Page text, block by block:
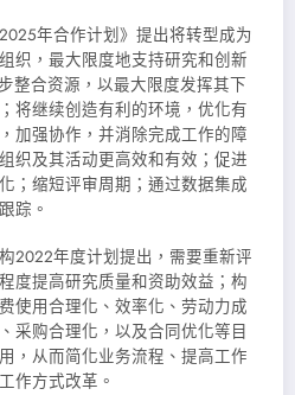
年合作计划》提出将转型成为
织，最大限度地支持研究和创新
整合资源，以最大限度发挥其下
将继续创造有利的环境，优化有
加强协作，并消除完成工作的障
织及其活动更高效和有效；促进
；缩短评审周期；通过数据集成
踪。
2022年度计划提出，需要重新评
度提高研究质量和资助效益；构
使用合理化、效率化、劳动力成
采购合理化，以及合同优化等目
，从而简化业务流程、提高工作
作方式改革。